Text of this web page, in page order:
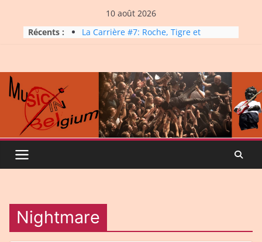
content
10 août 2026
Récents :
La Carrière #7: Roche, Tigre et
Micro Festival #16, maxi line-
Dynatop3 – 26 juillet 2026
Nightmare